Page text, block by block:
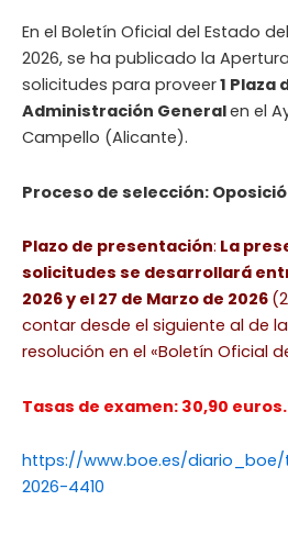
En el Boletín Oficial del Estado
2026, se ha publicado la
solicitudes para proveer1 Plaza
Administración Generalen el
Campello (Alicante).
Proceso de selección:
Plazo de presentación: La
solicitudes se desarrollará
2026 y el 27 de Marzo de 2026
contar desde el siguiente al de
resolución en el «Boletín Oficial
Tasas de examen: 30,90 euros.
https://www.boe.es/diario_boe/
2026-4410